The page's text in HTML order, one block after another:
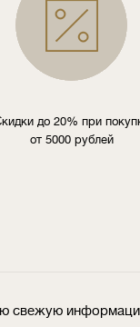
до 20% при
от 5000 рублей
свежую